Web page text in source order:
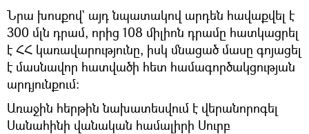
Նրա խոսքով` այդ նպատակով արդեն հավաքվել է
300 մլն դրամ, որից 108 միլիոն դրամը հատկացրել
է ՀՀ կառավարությունը, իսկ մնացած մասը գոյացել
է մասնավոր հատվածի հետ համագործակցության
արդյունքում։
Առաջին հերթին նախատեսվում է վերանորոգել
Սանահինի վանական համալիրի Սուրբ